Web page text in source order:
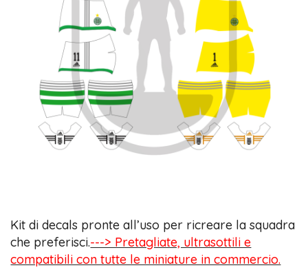
Kit di decals pronte all’uso per ricreare la squadra
che preferisci.---> Pretagliate, ultrasottili e
compatibili con tutte le miniature in commercio.